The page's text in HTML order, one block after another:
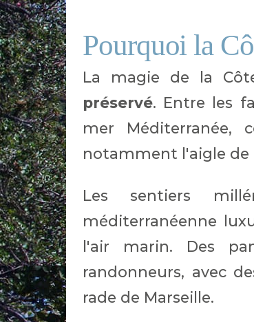
Pourquoi la
La magie de la
préservé. Entre les
mer Méditerranée,
notamment l'aigle de
Les sentiers
méditerranéenne
l'air marin. Des
randonneurs, avec
rade de Marseille.